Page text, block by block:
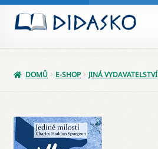
Přeskočit
navigaci
Přejít
obsahu
Připravujeme
DOMŮ E-SHOP JINÁ VYDAVATELSTVÍ